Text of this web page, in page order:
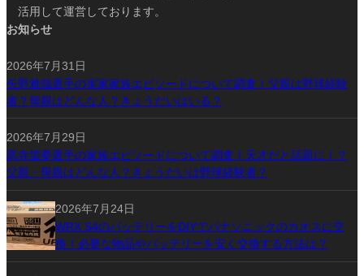
活用して運営しております。
お知らせ
2026年7月31日
矢野雅哉選手の実家家族エピソードについて調査！父親は野球経験
者？母親はどんな人？きょうだいはいる？
2026年7月29日
髙寺望夢選手の家族エピソードについて調査！天才だと話題に！？
父親・母親はどんな人？きょうだいは野球経験者？
2026年7月24日
WRX S4のバッテリーをDIYでパナソニックのカオスに交
換！必要な物品やバッテリーを安く交換する方法は？